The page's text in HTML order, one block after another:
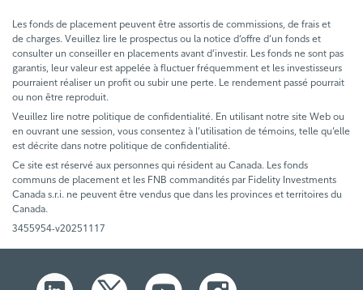
Les fonds de placement peuvent être assortis de commissions, de frais et
de charges. Veuillez lire le prospectus ou la notice d’offre d’un fonds et
consulter un conseiller en placements avant d’investir. Les fonds ne sont pas
garantis, leur valeur est appelée à fluctuer fréquemment et les investisseurs
pourraient réaliser un profit ou subir une perte. Le rendement passé pourrait
ou non être reproduit.
Veuillez lire notre politique de confidentialité. En utilisant notre site Web ou
en ouvrant une session, vous consentez à l’utilisation de témoins, telle qu’elle
est décrite dans notre politique de confidentialité.
Ce site est réservé aux personnes qui résident au Canada. Les fonds
communs de placement et les FNB commandités par Fidelity Investments
Canada s.r.i. ne peuvent être vendus que dans les provinces et territoires du
Canada.
3455954-v20251117